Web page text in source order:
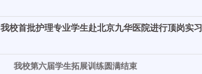
我校首批护理专业学生赴北京九华医院进行顶岗实习
我校第六届学生拓展训练圆满结束